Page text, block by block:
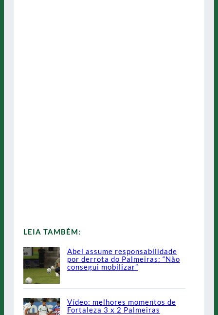
LEIA TAMBÉM:
Abel assume responsabilidade
por derrota do Palmeiras: “Não
consegui mobilizar”
Vídeo: melhores momentos de
Fortaleza 3 x 2 Palmeiras